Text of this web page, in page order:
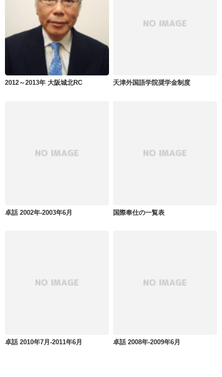
2012～2013年 大阪城北RC 天津外国語学院奨学金制度
卓話 2002年-2003年6月 国際奉仕の一覧表
卓話 2010年7月-2011年6月 卓話 2008年-2009年6月